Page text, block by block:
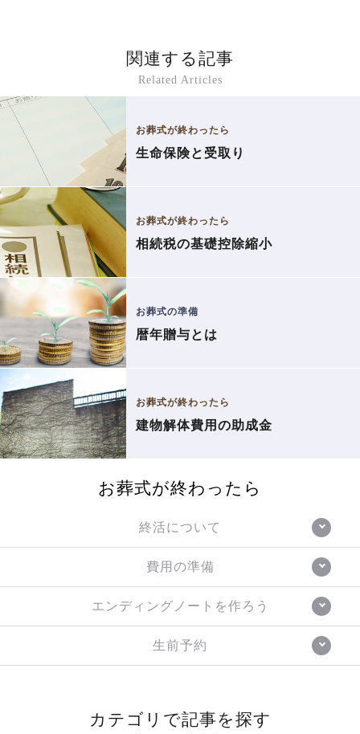
関連する記事
Related Articles
お葬式が終わったら
生命保険と受取り
お葬式が終わったら
相続税の基礎控除縮小
お葬式の準備
暦年贈与とは
お葬式が終わったら
建物解体費用の助成金
お葬式が終わったら
終活について
費用の準備
エンディングノートを作ろう
生前予約
カテゴリで記事を探す